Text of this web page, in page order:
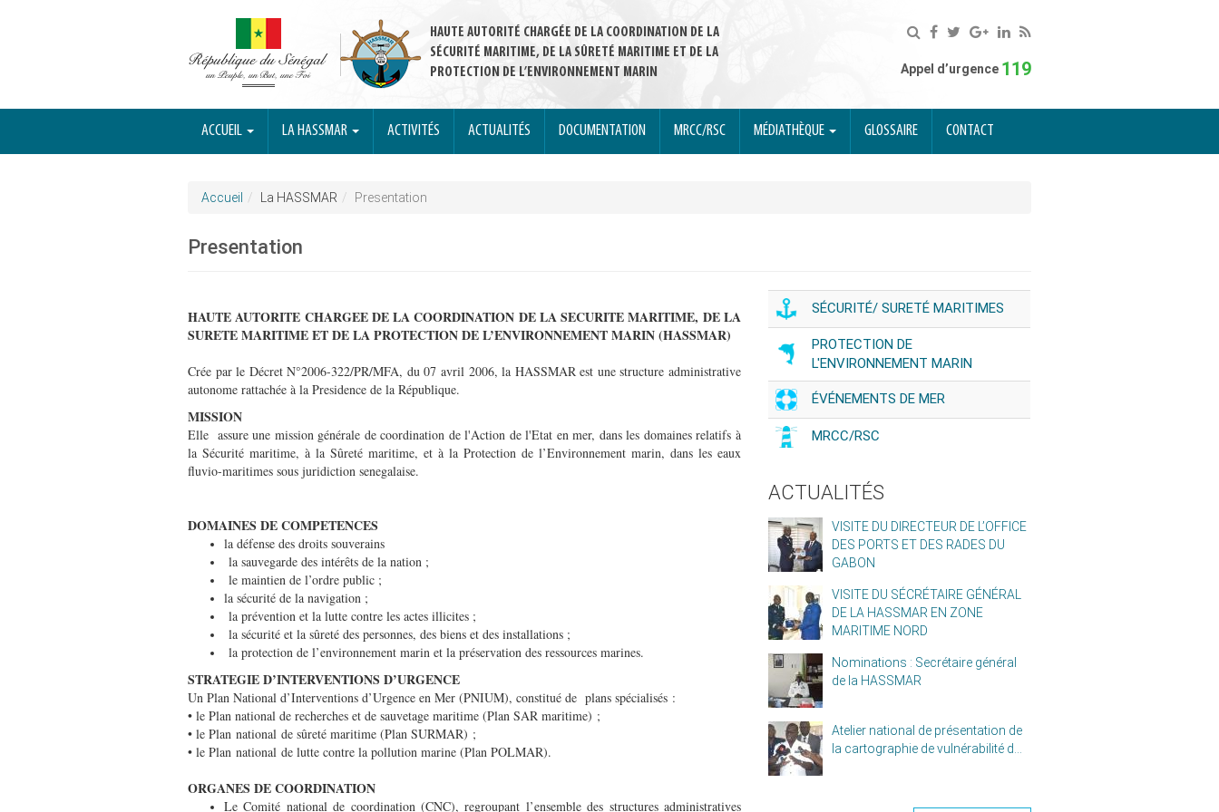
HAUTE AUTORITÉ CHARGÉE DE LA COORDINATION DE LA
SÉCURITÉ MARITIME, DE LA SÛRETÉ MARITIME ET DE LA
PROTECTION DE L’ENVIRONNEMENT MARIN
Appel d’urgence 119
ACCUEIL LA HASSMAR ACTIVITÉS ACTUALITÉS DOCUMENTATION MRCC/RSC MÉDIATHÈQUE GLOSSAIRE CONTACT
Accueil La HASSMAR Presentation
Presentation
HAUTE AUTORITE CHARGEE DE LA COORDINATION DE LA SECURITE MARITIME, DE LA
SURETE MARITIME ET DE LA PROTECTION DE L’ENVIRONNEMENT MARIN (HASSMAR)
Crée par le Décret N°2006-322/PR/MFA, du 07 avril 2006, la HASSMAR est une structure administrative
autonome rattachée à la Presidence de la République.
MISSION
Elle assure une mission générale de coordination de l'Action de l'Etat en mer, dans les domaines relatifs à
la Sécurité maritime, à la Sûreté maritime, et à la Protection de l’Environnement marin, dans les eaux
fluvio-maritimes sous juridiction senegalaise.
DOMAINES DE COMPETENCES
la défense des droits souverains
la sauvegarde des intérêts de la nation ;
le maintien de l’ordre public ;
la sécurité de la navigation ;
la prévention et la lutte contre les actes illicites ;
la sécurité et la sûreté des personnes, des biens et des installations ;
la protection de l’environnement marin et la préservation des ressources marines.
STRATEGIE D’INTERVENTIONS D’URGENCE
Un Plan National d’Interventions d’Urgence en Mer (PNIUM), constitué de plans spécialisés :
• le Plan national de recherches et de sauvetage maritime (Plan SAR maritime) ;
• le Plan national de sûreté maritime (Plan SURMAR) ;
• le Plan national de lutte contre la pollution marine (Plan POLMAR).
ORGANES DE COORDINATION
Le Comité national de coordination (CNC), regroupant l’ensemble des structures administratives
SÉCURITÉ/ SURETÉ MARITIMES
PROTECTION DE
L'ENVIRONNEMENT MARIN
ÉVÉNEMENTS DE MER
MRCC/RSC
ACTUALITÉS
VISITE DU DIRECTEUR DE L’OFFICE
DES PORTS ET DES RADES DU
GABON
VISITE DU SÉCRÉTAIRE GÉNÉRAL
DE LA HASSMAR EN ZONE
MARITIME NORD
Nominations : Secrétaire général
de la HASSMAR
Atelier national de présentation de
la cartographie de vulnérabilité d...